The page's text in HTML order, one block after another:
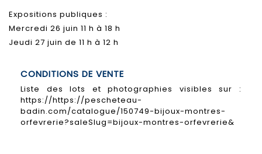
Expositions publiques :
Mercredi 26 juin 11 h à 18 h
Jeudi 27 juin de 11 h à 12 h
CONDITIONS DE VENTE
Liste des lots et photographies visibles sur :
https://https://pescheteau-
badin.com/catalogue/150749-bijoux-montres-
orfevrerie?saleSlug=bijoux-montres-orfevrerie&